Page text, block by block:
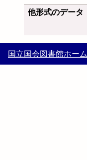
他形式のデータ
国立国会図書館ホーム